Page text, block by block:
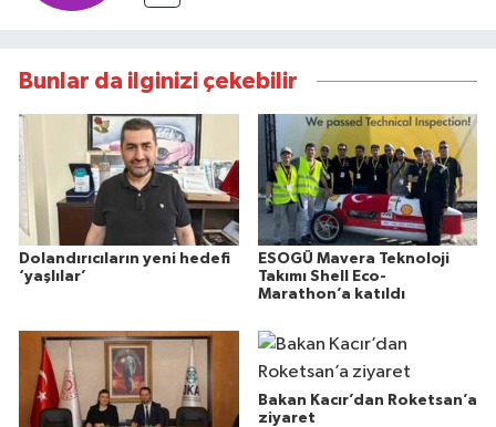
Bunlar da ilginizi çekebilir
Dolandırıcıların yeni hedefi
‘yaşlılar’
ESOGÜ Mavera Teknoloji
Takımı Shell Eco-
Marathon’a katıldı
Bakan Kacır’dan Roketsan’a
ziyaret